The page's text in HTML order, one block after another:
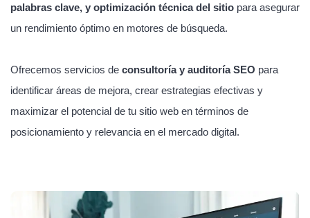
palabras clave, y optimización técnica del sitio para asegurar
un rendimiento óptimo en motores de búsqueda.
Ofrecemos servicios de consultoría y auditoría SEO para
identificar áreas de mejora, crear estrategias efectivas y
maximizar el potencial de tu sitio web en términos de
posicionamiento y relevancia en el mercado digital.